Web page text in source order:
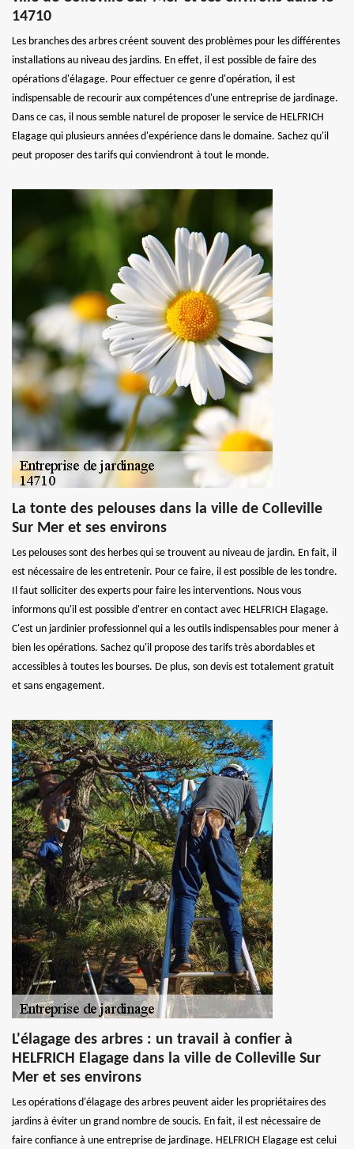
14710
Les branches des arbres créent souvent des problèmes pour les différentes
installations au niveau des jardins. En effet, il est possible de faire des
opérations d'élagage. Pour effectuer ce genre d'opération, il est
indispensable de recourir aux compétences d'une entreprise de jardinage.
Dans ce cas, il nous semble naturel de proposer le service de HELFRICH
Elagage qui plusieurs années d'expérience dans le domaine. Sachez qu'il
peut proposer des tarifs qui conviendront à tout le monde.
La tonte des pelouses dans la ville de Colleville
Sur Mer et ses environs
Les pelouses sont des herbes qui se trouvent au niveau de jardin. En fait, il
est nécessaire de les entretenir. Pour ce faire, il est possible de les tondre.
Il faut solliciter des experts pour faire les interventions. Nous vous
informons qu'il est possible d'entrer en contact avec HELFRICH Elagage.
C'est un jardinier professionnel qui a les outils indispensables pour mener à
bien les opérations. Sachez qu'il propose des tarifs très abordables et
accessibles à toutes les bourses. De plus, son devis est totalement gratuit
et sans engagement.
L'élagage des arbres : un travail à confier à
HELFRICH Elagage dans la ville de Colleville Sur
Mer et ses environs
Les opérations d'élagage des arbres peuvent aider les propriétaires des
jardins à éviter un grand nombre de soucis. En fait, il est nécessaire de
faire confiance à une entreprise de jardinage. HELFRICH Elagage est celui